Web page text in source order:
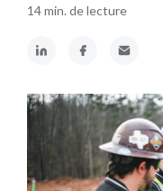
14 min. de lecture